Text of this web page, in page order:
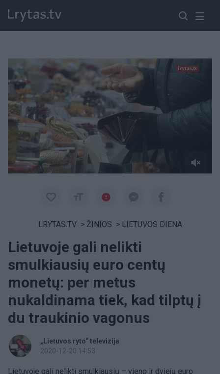
Paremkite Ukrainą
LRYTAS.TV > ŽINIOS > LIETUVOS DIENA
Lietuvoje gali nelikti
smulkiausių euro centų
monetų: per metus
nukaldinama tiek, kad tilptų į
du traukinio vagonus
„Lietuvos ryto“ televizija
2020-12-20 14:53
Lietuvoje gali nelikti smulkiausių – vieno ir dviejų euro